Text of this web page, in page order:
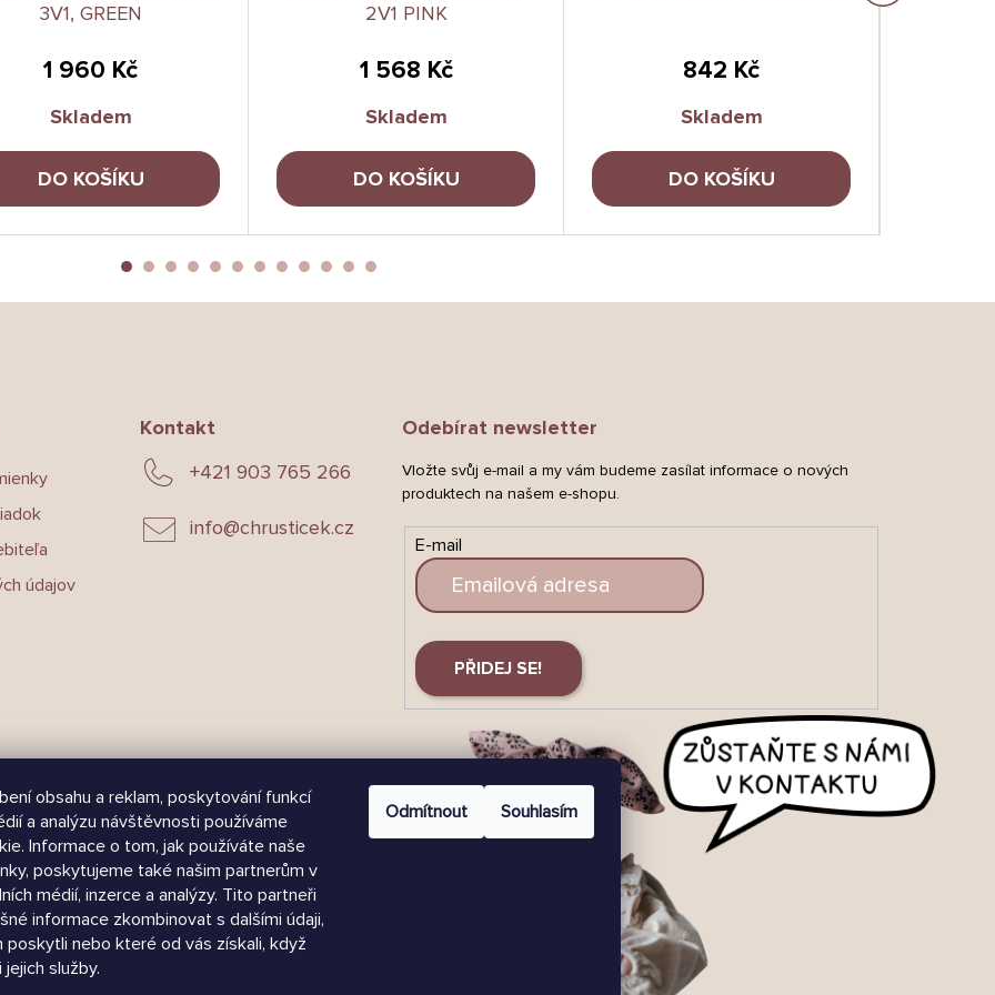
obsahu a reklam, poskytování funkcí
a analýzu návštěvnosti používáme
Informace o tom, jak používáte naše
poskytujeme také našim partnerům v
médií, inzerce a analýzy. Tito partneři
informace zkombinovat s dalšími údaji,
poskytli nebo které od vás získali, když
služby.
Odmítnout Souhlasím
3V1, GREEN
1 960 Kč
Skladem
DO KOŠÍKU
2V1 PINK
1 568 Kč
Skladem
DO KOŠÍKU
842 Kč
Skladem
DO KOŠÍKU
údajov
Kontakt
info@chrusticek.cz
+421 903 765 266
Odebírat newsletter
Vložte svůj e-mail a my vám budeme zasílat informace o nových
produktech na našem e-shopu.
E-mail
PŘIDEJ SE!